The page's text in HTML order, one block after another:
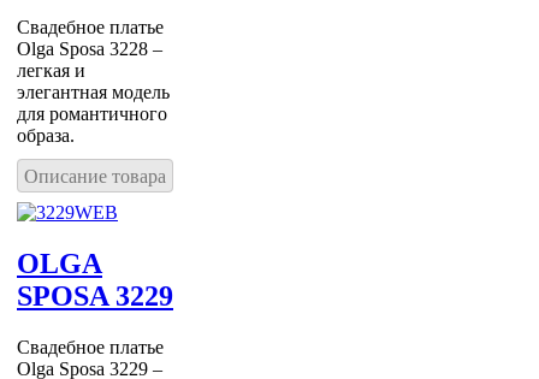
Свадебное платье
Olga Sposa 3228 –
легкая и
элегантная модель
для романтичного
образа.
Описание товара
OLGA
SPOSA 3229
Свадебное платье
Olga Sposa 3229 –